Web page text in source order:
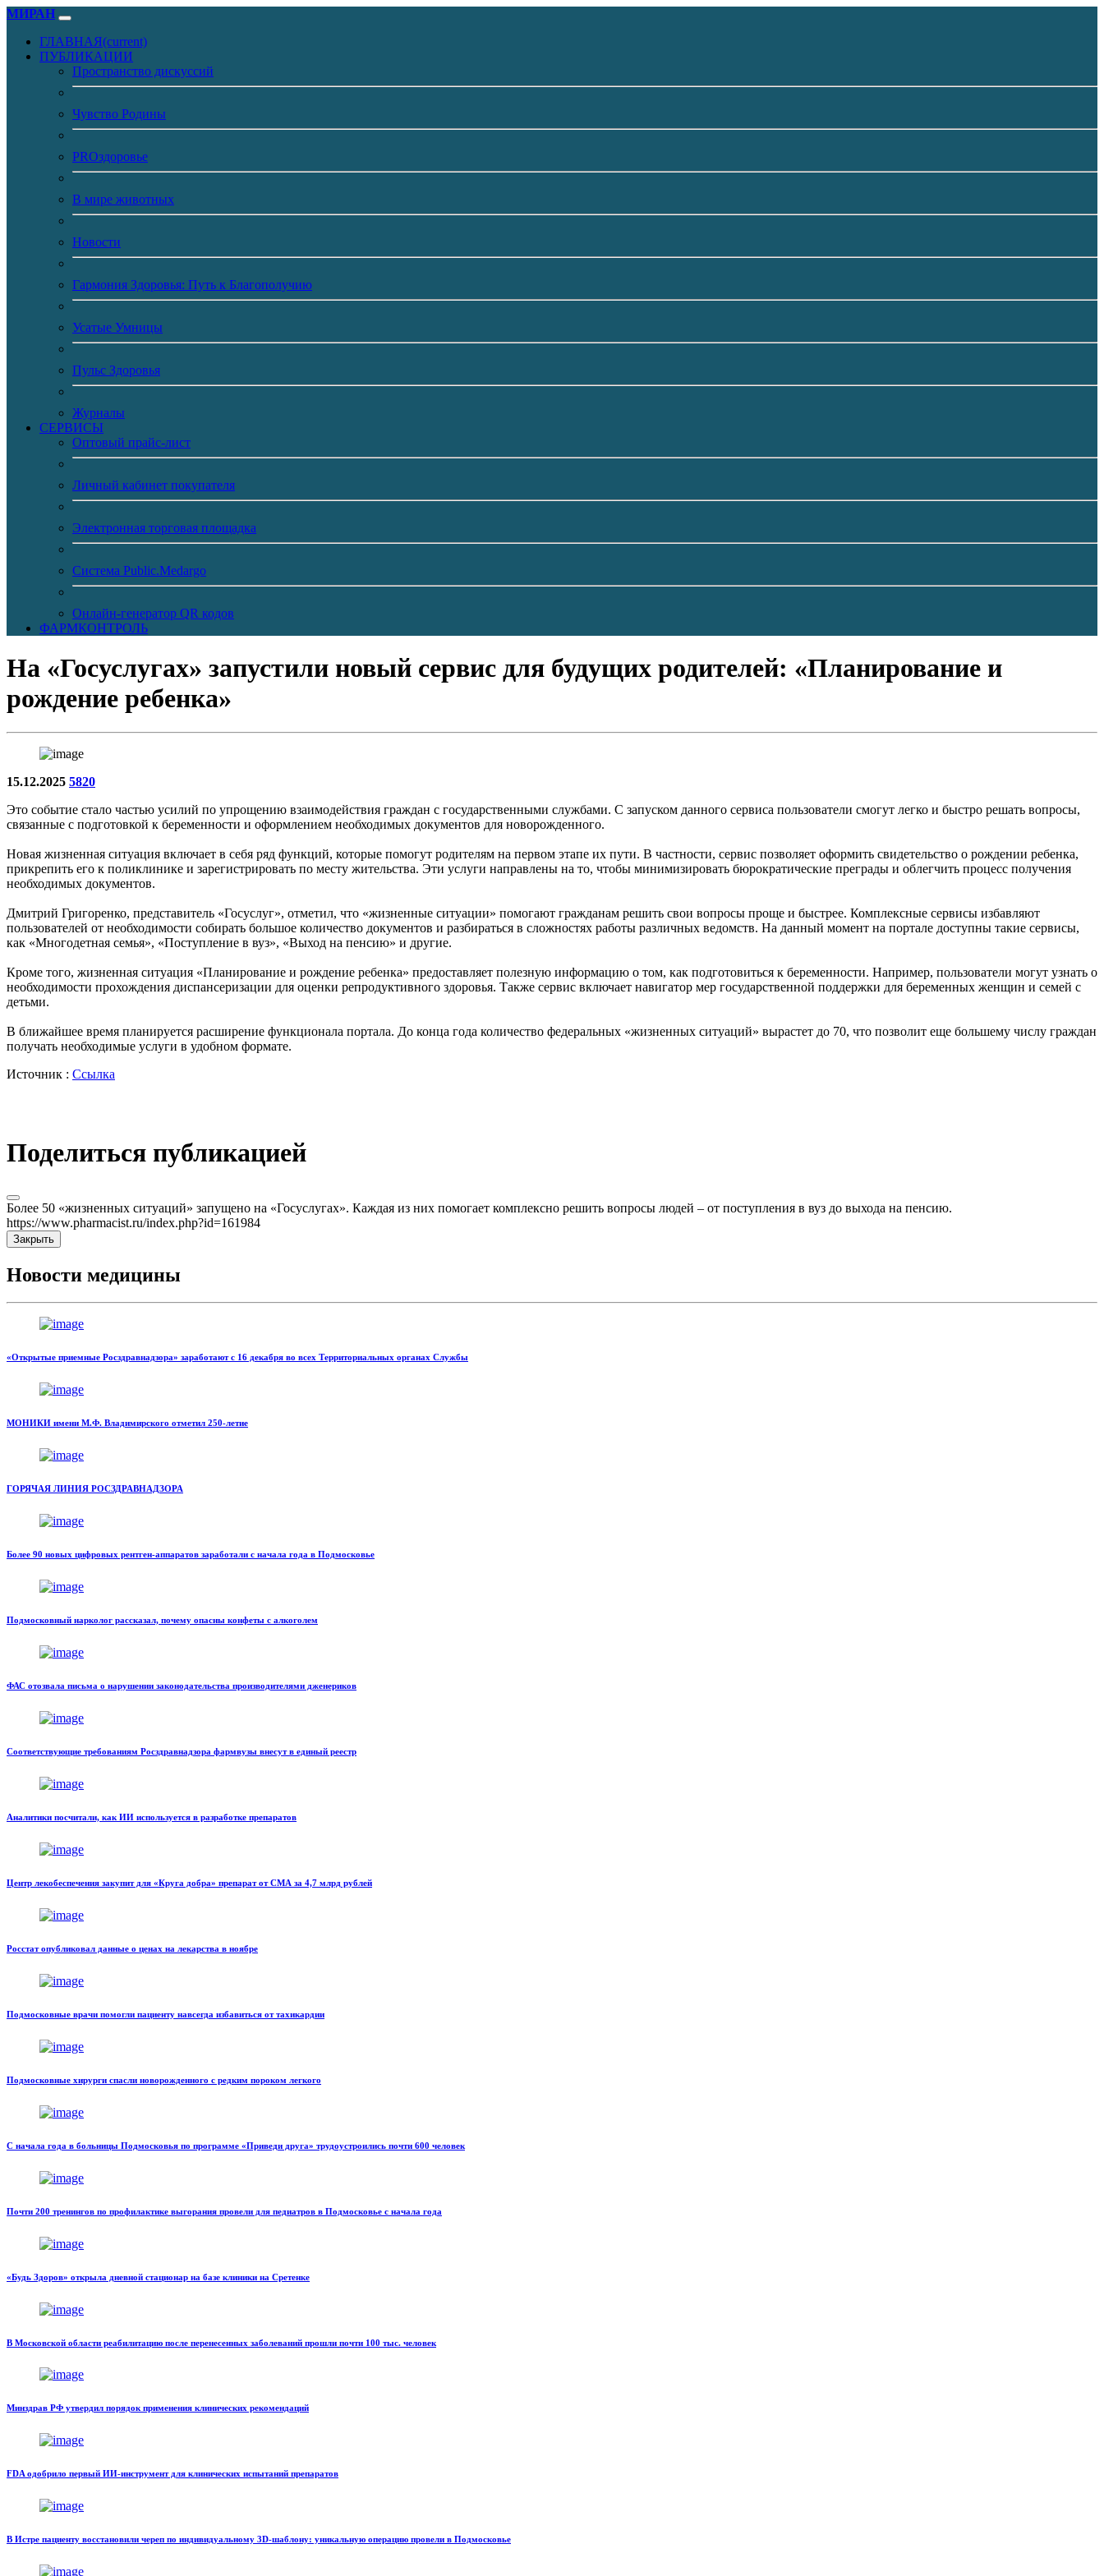
МИРАН
ГЛАВНАЯ(current)
ПУБЛИКАЦИИ
Пространство дискуссий
Чувство Родины
PROздоровье
В мире животных
Новости
Гармония Здоровья: Путь к Благополучию
Усатые Умницы
Пульс Здоровья
Журналы
CЕРВИСЫ
Оптовый прайс-лист
Личный кабинет покупателя
Электронная торговая площадка
Система Public.Medargo
Онлайн-генератор QR кодов
ФАРМКОНТРОЛЬ
На «Госуслугах» запустили новый сервис для будущих родителей: «Планирование и
рождение ребенка»
15.12.2025 5820
Это событие стало частью усилий по упрощению взаимодействия граждан с государственными службами. С запуском данного сервиса пользователи смогут легко и быстро решать вопросы,
связанные с подготовкой к беременности и оформлением необходимых документов для новорожденного.
Новая жизненная ситуация включает в себя ряд функций, которые помогут родителям на первом этапе их пути. В частности, сервис позволяет оформить свидетельство о рождении ребенка,
прикрепить его к поликлинике и зарегистрировать по месту жительства. Эти услуги направлены на то, чтобы минимизировать бюрократические преграды и облегчить процесс получения
необходимых документов.
Дмитрий Григоренко, представитель «Госуслуг», отметил, что «жизненные ситуации» помогают гражданам решить свои вопросы проще и быстрее. Комплексные сервисы избавляют
пользователей от необходимости собирать большое количество документов и разбираться в сложностях работы различных ведомств. На данный момент на портале доступны такие сервисы,
как «Многодетная семья», «Поступление в вуз», «Выход на пенсию» и другие.
Кроме того, жизненная ситуация «Планирование и рождение ребенка» предоставляет полезную информацию о том, как подготовиться к беременности. Например, пользователи могут узнать о
необходимости прохождения диспансеризации для оценки репродуктивного здоровья. Также сервис включает навигатор мер государственной поддержки для беременных женщин и семей с
детьми.
В ближайшее время планируется расширение функционала портала. До конца года количество федеральных «жизненных ситуаций» вырастет до 70, что позволит еще большему числу граждан
получать необходимые услуги в удобном формате.
Источник : Ссылка
Поделиться публикацией
Более 50 «жизненных ситуаций» запущено на «Госуслугах». Каждая из них помогает комплексно решить вопросы людей – от поступления в вуз до выхода на пенсию.
https://www.pharmacist.ru/index.php?id=161984
Закрыть
Новости медицины
«Открытые приемные Росздравнадзора» заработают с 16 декабря во всех Территориальных органах Службы
МОНИКИ имени М.Ф. Владимирского отметил 250-летие
ГОРЯЧАЯ ЛИНИЯ РОСЗДРАВНАДЗОРА
Более 90 новых цифровых рентген-аппаратов заработали с начала года в Подмосковье
Подмосковный нарколог рассказал, почему опасны конфеты с алкоголем
ФАС отозвала письма о нарушении законодательства производителями дженериков
Соответствующие требованиям Росздравнадзора фармвузы внесут в единый реестр
Аналитики посчитали, как ИИ используется в разработке препаратов
Центр лекобеспечения закупит для «Круга добра» препарат от СМА за 4,7 млрд рублей
Росстат опубликовал данные о ценах на лекарства в ноябре
Подмосковные врачи помогли пациенту навсегда избавиться от тахикардии
Подмосковные хирурги спасли новорожденного с редким пороком легкого
С начала года в больницы Подмосковья по программе «Приведи друга» трудоустроились почти 600 человек
Почти 200 тренингов по профилактике выгорания провели для педиатров в Подмосковье с начала года
«Будь Здоров» открыла дневной стационар на базе клиники на Сретенке
В Московской области реабилитацию после перенесенных заболеваний прошли почти 100 тыс. человек
Минздрав РФ утвердил порядок применения клинических рекомендаций
FDA одобрило первый ИИ-инструмент для клинических испытаний препаратов
В Истре пациенту восстановили череп по индивидуальному 3D-шаблону: уникальную операцию провели в Подмосковье